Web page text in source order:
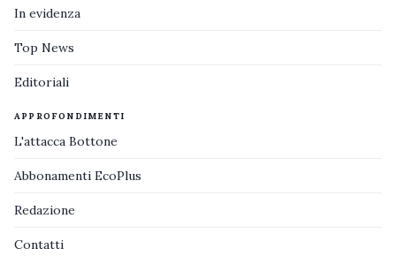
In evidenza
Top News
Editoriali
APPROFONDIMENTI
L'attacca Bottone
Abbonamenti EcoPlus
Redazione
Contatti